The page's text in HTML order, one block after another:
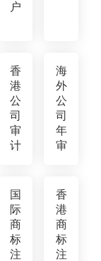
户
香
港
公
司
审
计
海
外
公
司
年
审
国
际
商
标
注
香
港
商
标
注